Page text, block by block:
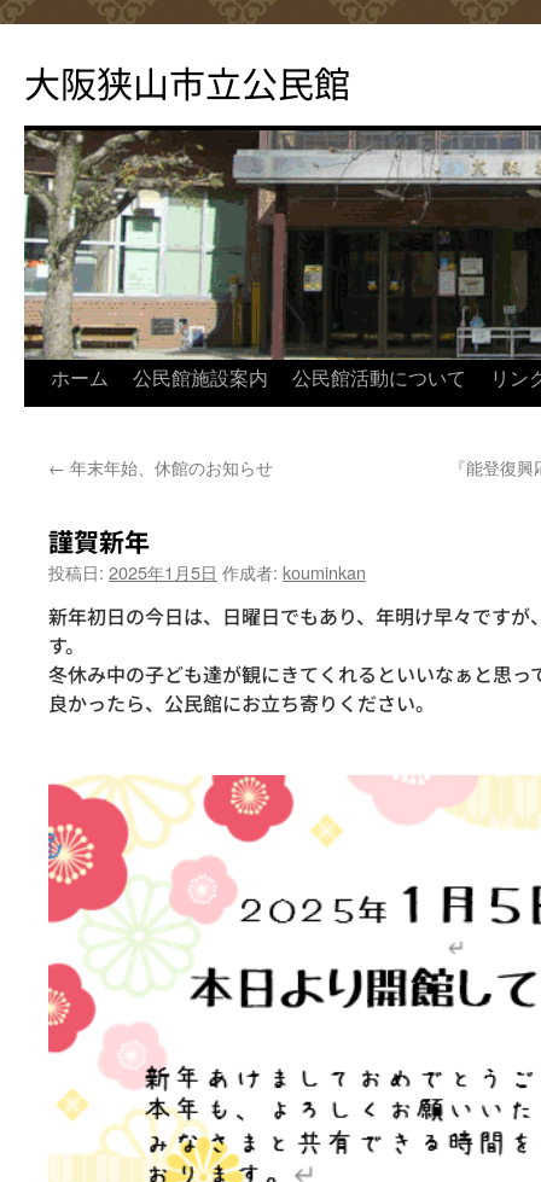
テ
ン
へ
ス
キ
ッ
プ
大阪狭山市立公民館
ホーム 公民館施設案内 公民館活動について リン
← 年末年始、休館のお知らせ 『能登復
謹賀新年
投稿日: 2025年1月5日 作成者: kouminkan
新年初日の今日は、日曜日でもあり、年明け早々です
す。
冬休み中の子ども達が観にきてくれるといいなぁと思
良かったら、公民館にお立ち寄りください。